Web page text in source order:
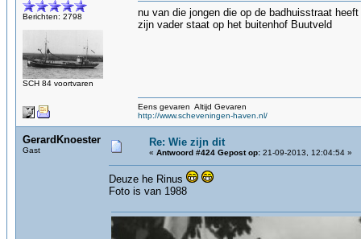
Berichten: 2798
SCH 84 voortvaren
nu van die jongen die op de badhuisstraat
zijn vader staat op het buitenhof Buutveld
Eens gevaren Altijd Gevaren
http://www.scheveningen-haven.nl/
GerardKnoester
Gast
Re: Wie zijn dit
« Antwoord #424 Gepost op: 21-09-2013, 12:04:54 »
Deuze he Rinus
Foto is van 1988